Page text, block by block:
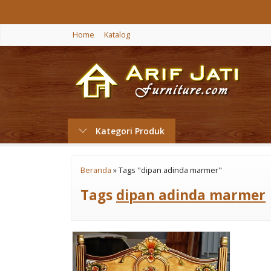
Home Katalog
Kategori Produk
Beranda »Tags "dipan adinda marmer"
Tags dipan adinda marmer